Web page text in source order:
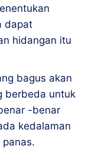
dapat
hidangan itu
bagus akan
berbeda untuk
-benar
kedalaman